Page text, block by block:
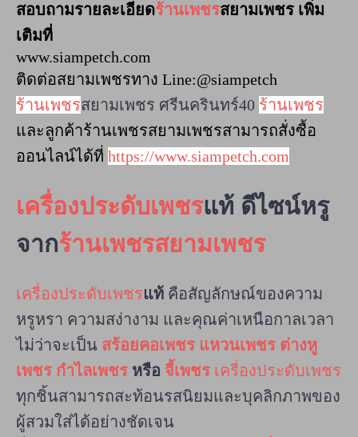
สอบถามรายละเอียดร้านเพชรสยามเพชร เพิ่ม
เติมที่
www.siampetch.com
ติดต่อสยามเพชรทาง Line:@siampetch
ร้านเพชรสยามเพชร ศรีนครินทร์40 ร้านเพชร
และลูกค้าร้านเพชรสยามเพชรสามารถสั่งซื้อ
ออนไลน์ได้ที่ https://www.siampetch.com
เครื่องประดับเพชรแท้ ดีไซน์หรู
จากร้านเพชรสยามเพชร
เครื่องประดับเพชรแท้ คือสัญลักษณ์ของความ
หรูหรา ความสง่างาม และคุณค่าเหนือกาลเวลา
ไม่ว่าจะเป็น สร้อยคอเพชร แหวนเพชร ต่างหู
เพชร กำไลเพชร หรือ จี้เพชร เครื่องประดับเพชร
ทุกชิ้นสามารถสะท้อนรสนิยมและบุคลิกภาพของ
ผู้สวมใส่ได้อย่างชัดเจน